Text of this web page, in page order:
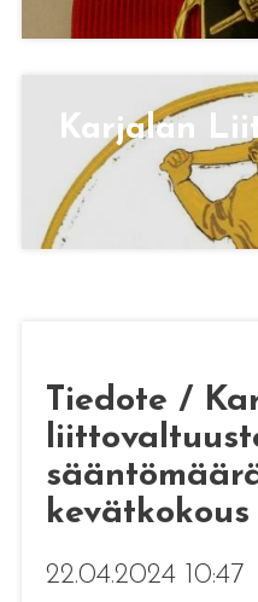
Kar­ja­lan
Tiedote /
kevätkokous
22.04.2024 10:47